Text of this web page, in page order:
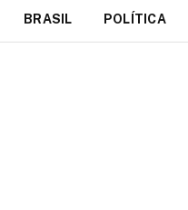
BRASIL POLÍTICA